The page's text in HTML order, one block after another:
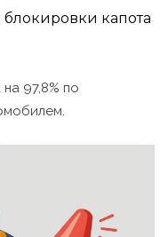
капота
97,8% по